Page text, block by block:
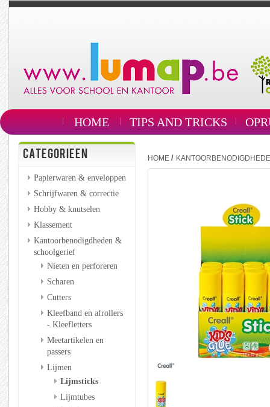
HOME TIPS AND TRICKS
CATEGORIEEN
Papierwaren & enveloppen
Schrijfwaren & correctie
Hobby & knutselen
Klassement
Kantoorbenodigdheden &
schoolgerief
Nieten en perforeren
Scharen
Cutters
Kleefband en afrollers
- Kleefletters
Meetartikelen en
passers
Lijmen
Lijmsticks
Lijmtubes
HOME /